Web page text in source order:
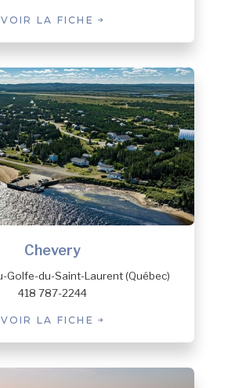
VOIR LA FICHE
Chevery
Golfe-du-Saint-Laurent (Québec)
418 787-2244
VOIR LA FICHE